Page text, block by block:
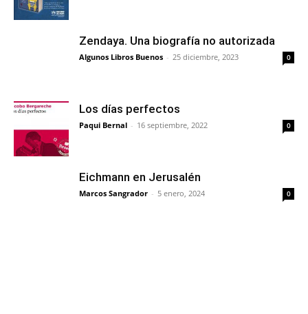
Zendaya. Una biografía no autorizada
Algunos Libros Buenos - 25 diciembre, 2023 0
Los días perfectos
Paqui Bernal - 16 septiembre, 2022 0
Eichmann en Jerusalén
Marcos Sangrador - 5 enero, 2024 0